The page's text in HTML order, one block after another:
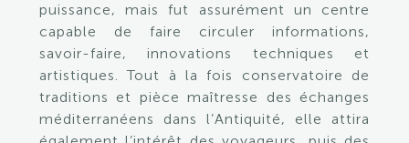
puissance, mais fut assurément un centre
capable de faire circuler informations,
savoir-faire, innovations techniques et
artistiques. Tout à la fois conservatoire de
traditions et pièce maîtresse des échanges
méditerranéens dans l’Antiquité, elle attira